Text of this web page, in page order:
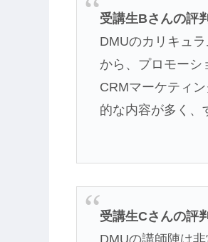
受講生Bさんの評判
DMUのカリキュ
から、プロモーシ
CRMマーケティ
的な内容が多く、
受講生Cさんの評判